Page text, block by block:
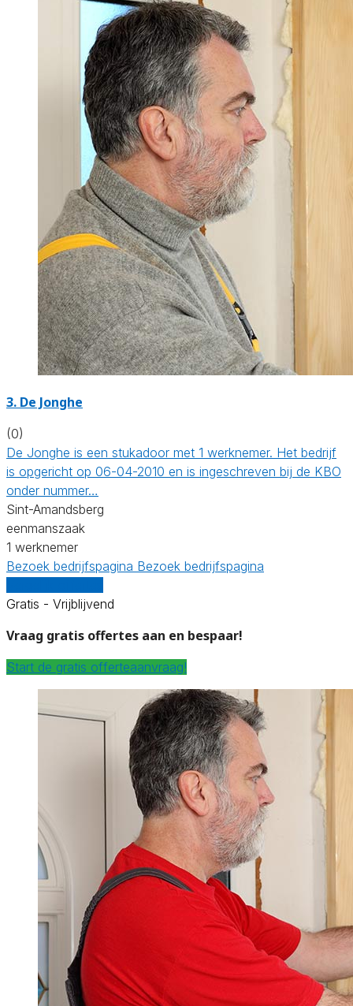
3. De Jonghe
(0)
De Jonghe is een stukadoor met 1 werknemer. Het bedrijf
is opgericht op 06-04-2010 en is ingeschreven bij de KBO
onder nummer…
Sint-Amandsberg
eenmanszaak
1 werknemer
Bezoek bedrijfspagina Bezoek bedrijfspagina
Gratis - Vrijblijvend
Vraag gratis offertes aan en bespaar!
Start de gratis offerteaanvraag!